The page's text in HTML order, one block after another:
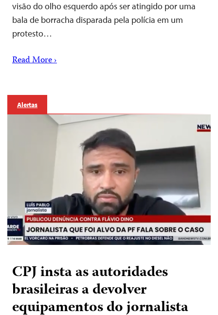
visão do olho esquerdo após ser atingido por uma
bala de borracha disparada pela polícia em um
protesto…
Read More ›
Alertas
CPJ insta as autoridades
brasileiras a devolver
equipamentos do jornalista